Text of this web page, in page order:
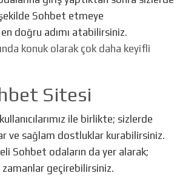
Sohbet etmeye
doğru adımı atabilirsiniz.
konuk olarak çok daha keyifli
Sitesi
ile birlikte; sizlerde
ve sağlam dostluklar kurabilirsiniz.
Sohbet odaların da yer alarak;
geçirebilirsiniz.